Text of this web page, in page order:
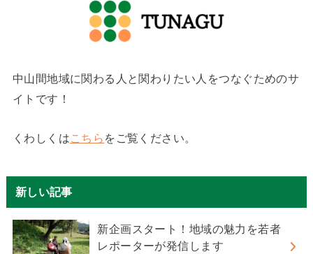
中山間地域に関わる人と関わりたい人をつなぐためのサ
イトです！
くわしくはこちらをご覧ください。
新しい記事
新企画スタート！地域の魅力を若者
レポーターが発信します